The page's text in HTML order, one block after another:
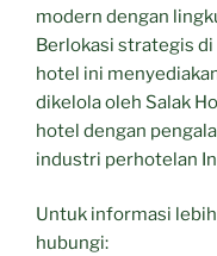
modern dengan
Berlokasi strategis di
hotel ini
dikelola oleh Salak
hotel dengan
industri perhotelan
Untuk informasi
hubungi: